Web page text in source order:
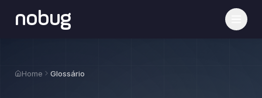
nobug
Home Glossário